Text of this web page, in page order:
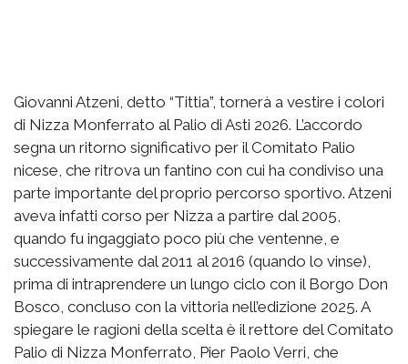
Giovanni Atzeni, detto “Tittia”, tornerà a vestire i colori
di Nizza Monferrato al Palio di Asti 2026. L’accordo
segna un ritorno significativo per il Comitato Palio
nicese, che ritrova un fantino con cui ha condiviso una
parte importante del proprio percorso sportivo. Atzeni
aveva infatti corso per Nizza a partire dal 2005,
quando fu ingaggiato poco più che ventenne, e
successivamente dal 2011 al 2016 (quando lo vinse),
prima di intraprendere un lungo ciclo con il Borgo Don
Bosco, concluso con la vittoria nell’edizione 2025. A
spiegare le ragioni della scelta è il rettore del Comitato
Palio di Nizza Monferrato, Pier Paolo Verri, che